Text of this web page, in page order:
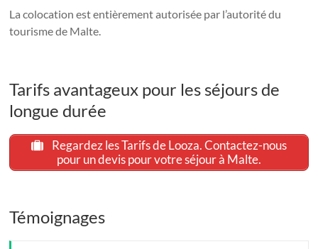
La colocation est entièrement autorisée par l’autorité du
tourisme de Malte.
Tarifs avantageux pour les séjours de
longue durée
Regardez les Tarifs de Looza. Contactez-nous
pour un devis pour votre séjour à Malte.
Témoignages